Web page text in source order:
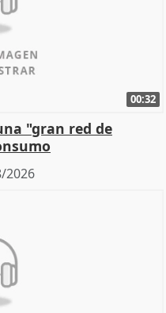
00:32
"gran red de
2026